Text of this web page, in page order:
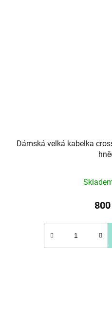
Dámská velká kabelka